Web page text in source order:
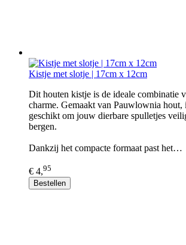
Kistje met slotje | 17cm x 12cm
Dit houten kistje is de ideale combinatie
charme. Gemaakt van Pauwlownia hout,
geschikt om jouw dierbare spulletjes
bergen.
Dankzij het compacte formaat past het…
€ 4,95
Bestellen